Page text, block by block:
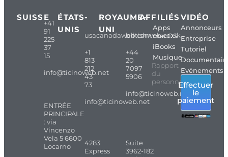
SUISSE
+41
91
225
37
15
info@ticinoweb.net
ENTRÉE
PRINCIPALE
: via
Vincenzo
Vela 5 6600
Locarno
ÉTATS-
UNIS
usacanadaweb.com
+1
813
212
43
73
info@ticinoweb.net
4283
Express
ROYAUME-
UNI
britishweb.co.uk
+44
20
7097
5906
info@ticinoweb.net
Suite
3962-182
AFFILIÉS
Apps
macOS
iBooks
Musique
Rapport
du
personnel
VIDÉO
Annonceurs
Entreprise
Tutoriel
Evénements
Effectuer
le
paiement